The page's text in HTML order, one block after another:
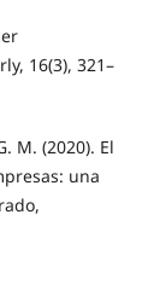
16(3), 321–
M. (2020). El
una